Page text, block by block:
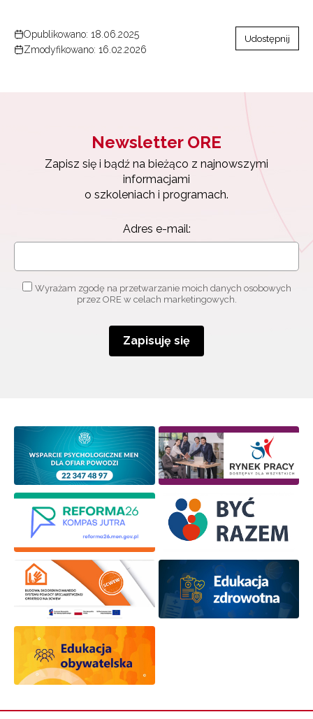
Opublikowano: 18.06.2025
Zmodyfikowano: 16.02.2026
Udostępnij
Newsletter ORE
Zapisz się i bądź na bieżąco z najnowszymi
informacjami
o szkoleniach i programach.
Adres e-mail:
Wyrażam zgodę na przetwarzanie moich danych osobowych
przez ORE w celach marketingowych.
Zapisuję się